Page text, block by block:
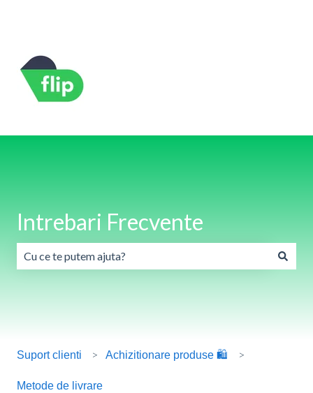
Intrebari Frecvente
Suport clienti Achizitionare produse 🛍️
Metode de livrare